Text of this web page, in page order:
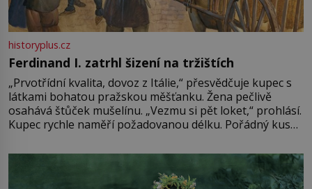
historyplus.cz
Ferdinand I. zatrhl šizení na tržištích
„Prvotřídní kvalita, dovoz z Itálie,“ přesvědčuje kupec s
látkami bohatou pražskou měšťanku. Žena pečlivě
osahává štůček mušelínu. „Vezmu si pět loket,“ prohlásí.
Kupec rychle naměří požadovanou délku. Pořádný kus
milostpaní. Stačí jenom na sukni,“ zhodnotí švadlena
množství růžového mušelínu. „Ošidili vás, podívejte.“
Vezme do ruky dřevěnou